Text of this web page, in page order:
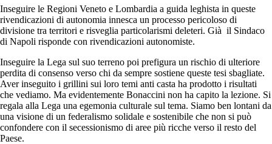
Inseguire le Regioni Veneto e Lombardia a guida leghista in queste
rivendicazioni di autonomia innesca un processo pericoloso di
divisione tra territori e risveglia particolarismi deleteri. Già il Sindaco
di Napoli risponde con rivendicazioni autonomiste.
Inseguire la Lega sul suo terreno poi prefigura un rischio di ulteriore
perdita di consenso verso chi da sempre sostiene queste tesi sbagliate.
Aver inseguito i grillini sui loro temi anti casta ha prodotto i risultati
che vediamo. Ma evidentemente Bonaccini non ha capito la lezione. Si
regala alla Lega una egemonia culturale sul tema. Siamo ben lontani da
una visione di un federalismo solidale e sostenibile che non si può
confondere con il secessionismo di aree più ricche verso il resto del
Paese.